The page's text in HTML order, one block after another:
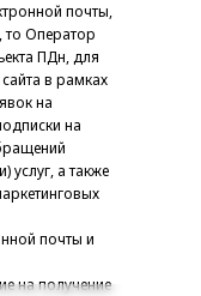
почты,
то Оператор
ПДн, для
в рамках
на
на
услуг, а также
почты и
на получение